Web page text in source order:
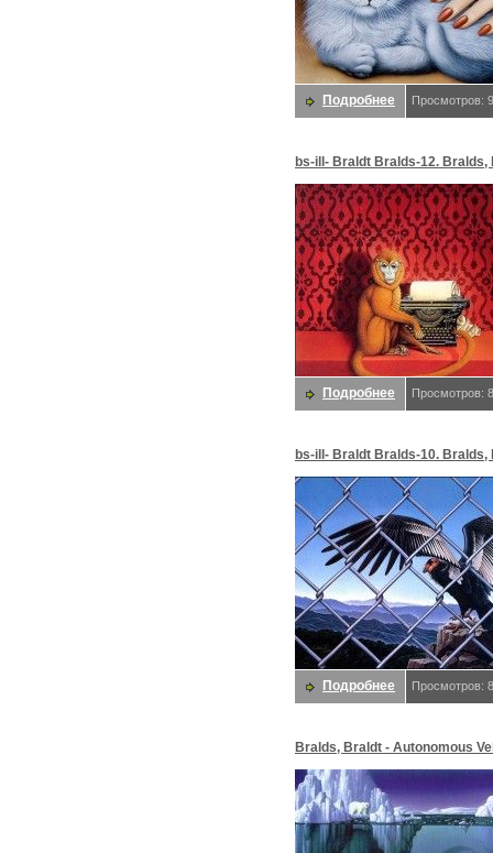
Подробнее Просмотров:
bs-ill- Braldt Bralds-12. Bralds,
Подробнее Просмотров:
bs-ill- Braldt Bralds-10. Bralds,
Подробнее Просмотров:
Bralds, Braldt - Autonomous
(end. Bralds, Braldt